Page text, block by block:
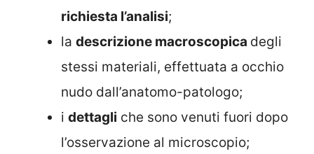
richiesta l’analisi;
la descrizione macroscopica degli
stessi materiali, effettuata a occhio
nudo dall’anatomo-patologo;
i dettagli che sono venuti fuori dopo
l’osservazione al microscopio;